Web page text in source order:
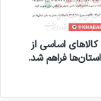
اساسی از
فراهم شد.